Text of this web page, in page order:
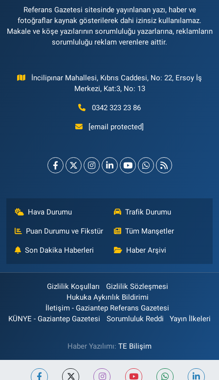
Referans Gazetesi sitesinde yayınlanan yazı, haber ve
fotoğraflar kaynak gösterilerek dahi izinsiz kullanılamaz.
Makale ve köşe yazılarının sorumluluğu yazarlarına, reklamların
sorumluluğu reklam verenlere aittir.
İncilipınar Mahallesi, Kıbrıs Caddesi, No: 22, Ersoy İş
Merkezi, Kat:3, No: 13
0342 323 23 86
[email protected]
Hava Durumu Trafik Durumu
Puan Durumu ve Fikstür Tüm Manşetler
Son Dakika Haberleri Haber Arşivi
Gizlilik Koşulları
Gizlilik Sözleşmesi
Hukuka Aykırılık Bildirimi
İletişim - Gaziantep Referans Gazetesi
KÜNYE - Gaziantep Gazetesi
Sorumluluk Reddi Yayın İlkeleri
Haber Yazılımı: TE Bilişim